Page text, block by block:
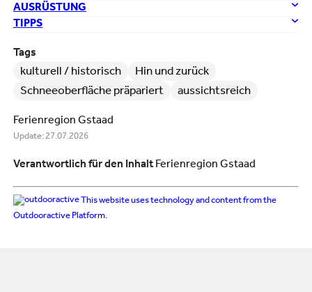
Tags
kulturell / historisch
Hin und zurück
Schneeoberfläche präpariert
aussichtsreich
Ferienregion Gstaad
Update: 27.07.2026
Verantwortlich für den Inhalt Ferienregion Gstaad
This website uses technology and content from the
Outdooractive Platform.
AUSRÜSTUNG
TIPPS